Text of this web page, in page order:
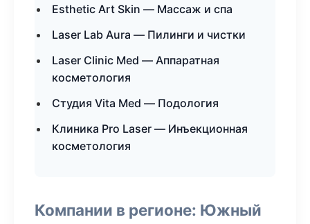
Esthetic Art Skin — Массаж и спа
Laser Lab Aura — Пилинги и чистки
Laser Clinic Med — Аппаратная
косметология
Студия Vita Med — Подология
Клиника Pro Laser — Инъекционная
косметология
Компании в регионе: Южный